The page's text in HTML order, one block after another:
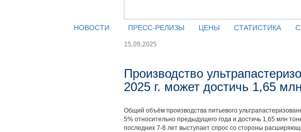
НОВОСТИ ПРЕСС-РЕЛИЗЫ ЦЕНЫ СТАТИСТИКА
15.09.2025
Производство
2025 г. может достичь 1,65
Общий объём производства питьевого
5% относительно предыдущего года и достичь 1,65 млн
последних 7-8 лет выступает спрос со стороны